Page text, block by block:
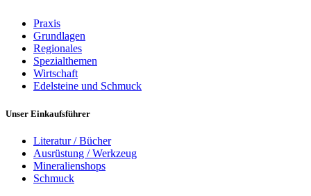
Praxis
Grundlagen
Regionales
Spezialthemen
Wirtschaft
Edelsteine und Schmuck
Unser Einkaufsführer
Literatur / Bücher
Ausrüstung / Werkzeug
Mineralienshops
Schmuck